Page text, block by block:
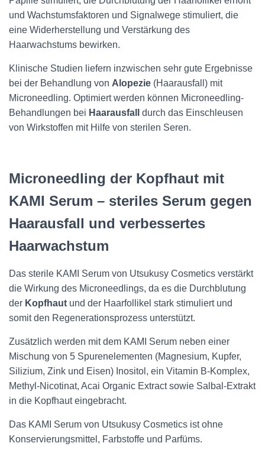
und Wachstumsfaktoren und Signalwege stimuliert, die
eine Widerherstellung und Verstärkung des
Haarwachstums bewirken.
Klinische Studien liefern inzwischen sehr gute Ergebnisse
bei der Behandlung von Alopezie (Haarausfall) mit
Microneedling. Optimiert werden können Microneedling-
Behandlungen bei Haarausfall
durch das Einschleusen
von Wirkstoffen mit Hilfe von sterilen Seren.
Microneedling der Kopfhaut mit
KAMI Serum – steriles Serum gegen
Haarausfall und verbessertes
Haarwachstum
Das sterile KAMI Serum von Utsukusy Cosmetics verstärkt
die Wirkung des Microneedlings, da es die Durchblutung
der Kopfhaut und der Haarfollikel stark stimuliert und
somit den Regenerationsprozess unterstützt.
Zusätzlich werden mit dem KAMI Serum neben einer
Mischung von 5 Spurenelementen (Magnesium, Kupfer,
Silizium, Zink und Eisen) Inositol, ein Vitamin B-Komplex,
Methyl-Nicotinat, Acai Organic Extract sowie Salbal-Extrakt
in die Kopfhaut eingebracht.
Das KAMI Serum von Utsukusy Cosmetics ist ohne
Konservierungsmittel, Farbstoffe und Parfüms.